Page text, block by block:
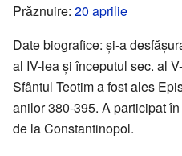
Prăznuire: 20 aprilie
Date biografice: și-a
al IV-lea și începutul sec. al
Sfântul Teotim a fost ales
anilor 380-395. A participat
de la Constantinopol.